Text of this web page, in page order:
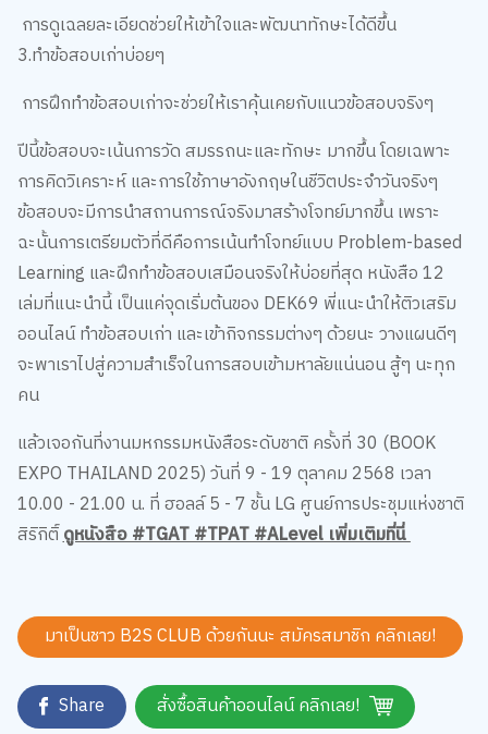
การดูเฉลยละเอียดช่วยให้เข้าใจและพัฒนาทักษะได้ดีขึ้น
3.ทำข้อสอบเก่าบ่อยๆ
การฝึกทำข้อสอบเก่าจะช่วยให้เราคุ้นเคยกับแนวข้อสอบจริงๆ
ปีนี้ข้อสอบจะเน้นการวัด สมรรถนะและทักษะ มากขึ้น โดยเฉพาะ
การคิดวิเคราะห์ และการใช้ภาษาอังกฤษในชีวิตประจำวันจริงๆ
ข้อสอบจะมีการนำสถานการณ์จริงมาสร้างโจทย์มากขึ้น เพราะ
ฉะนั้นการเตรียมตัวที่ดีคือการเน้นทำโจทย์แบบ Problem-based
Learning และฝึกทำข้อสอบเสมือนจริงให้บ่อยที่สุด หนังสือ 12
เล่มที่แนะนำนี้ เป็นแค่จุดเริ่มต้นของ DEK69 พี่แนะนำให้ติวเสริม
ออนไลน์ ทำข้อสอบเก่า และเข้ากิจกรรมต่างๆ ด้วยนะ วางแผนดีๆ
จะพาเราไปสู่ความสำเร็จในการสอบเข้ามหาลัยแน่นอน สู้ๆ นะทุก
คน
แล้วเจอกันที่งานมหกรรมหนังสือระดับชาติ ครั้งที่ 30 (BOOK
EXPO THAILAND 2025) วันที่ 9 - 19 ตุลาคม 2568 เวลา
10.00 - 21.00 น. ที่ ฮอลล์ 5 - 7 ชั้น LG ศูนย์การประชุมแห่งชาติ
สิริกิติ์ดูหนังสือ #TGAT #TPAT #ALevel เพิ่มเติมที่นี่
มาเป็นชาว B2S CLUB ด้วยกันนะ สมัครสมาชิก คลิกเลย!
Share สั่งซื้อสินค้าออนไลน์ คลิกเลย!
เว็บไซต์นี้ใช้คุกกี้
เราใช้คุกกี้เพื่อเพิ่มประสบการณ์ที่ดีในการใช้เว็บไซต์ แสดงเนื้อหาและโฆษณาให้
ว่าผู้ใช้งานมาจากที่ใด คุณสามารถเลือกตั้งค่าความยินยอมการใช้คุกกี้ได้ โดย
ยอมรับทั้งหมด